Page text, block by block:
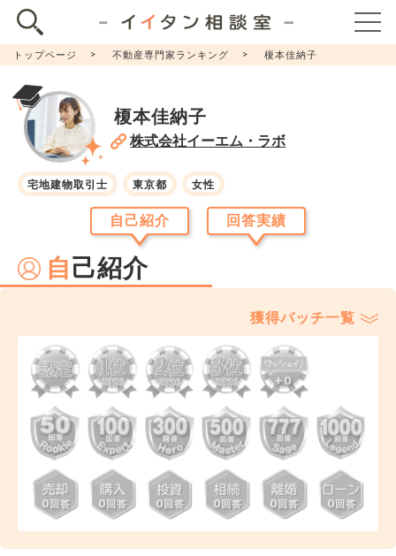
トップページ 不動産専門家ランキング 榎本佳納子
榎本佳納子
株式会社イーエム・ラボ
宅地建物取引士 東京都 女性
自己紹介 回答実績
自己紹介
獲得バッチ一覧
+0
0回答 0回答 0回答 0回答 0回答 0回答